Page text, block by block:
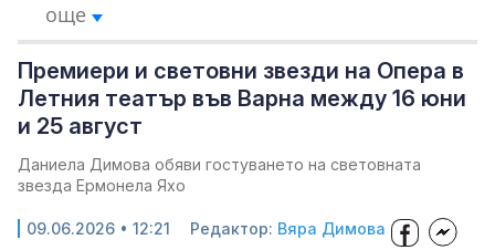
още
Премиери и световни звезди на Опера в
Летния театър във Варна между 16 юни
и 25 август
Даниела Димова обяви гостуването на световната
звезда Ермонела Яхо
09.06.2026 • 12:21 Редактор: Вяра Димова